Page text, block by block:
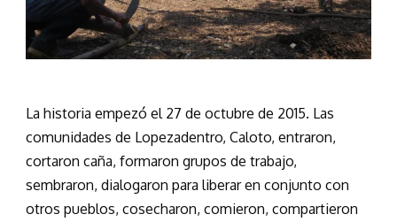
La historia empezó el 27 de octubre de 2015. Las
comunidades de Lopezadentro, Caloto, entraron,
cortaron caña, formaron grupos de trabajo,
sembraron, dialogaron para liberar en conjunto con
otros pueblos, cosecharon, comieron, compartieron